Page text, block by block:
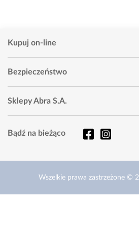
Kupuj on-line
Bezpieczeństwo
Sklepy Abra S.A.
Bądź na bieżąco
Wszelkie prawa zastrzeżone ©